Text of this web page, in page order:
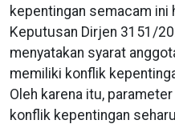
kepentingan semacam ini
Keputusan Dirjen 3151/
menyatakan syarat
memiliki konflik
Oleh karena itu,
konflik kepentingan